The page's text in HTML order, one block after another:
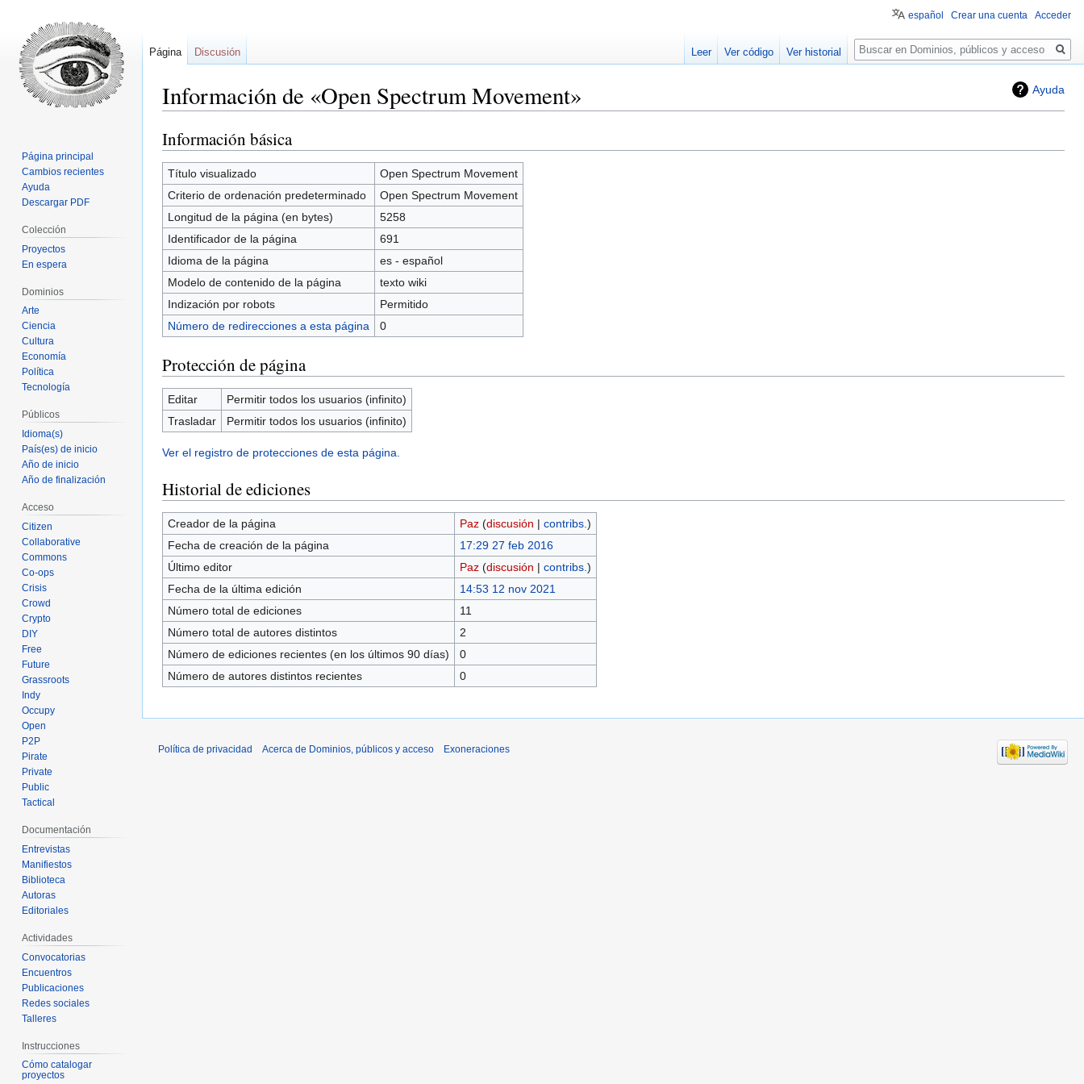
Ayuda
Información de «Open Spectrum Movement»
Ir
a
la
navegación
Ir
a
la
búsqueda
Información básica
Título visualizado
Open Spectrum Movement
Criterio de ordenación predeterminado
Open Spectrum Movement
Longitud de la página (en bytes)
5258
Identificador de la página
691
Idioma de la página
es - español
Modelo de contenido de la página
texto wiki
Indización por robots
Permitido
Número de redirecciones a esta página
0
Protección de página
Editar
Permitir todos los usuarios (infinito)
Trasladar
Permitir todos los usuarios (infinito)
Ver el registro de protecciones de esta página.
Historial de ediciones
Creador de la página Paz (discusión | contribs. )
Fecha de creación de la página
17:29 27 feb 2016
Último editor
Paz (discusión | contribs. )
Fecha de la última edición
14:53 12 nov 2021
Número total de ediciones
11
Número total de autores distintos
2
Número de ediciones recientes (en los últimos 90 días)
0
Número de autores distintos recientes
0
español Crear una cuenta Acceder
Página Discusión Leer Ver código Ver historial
Buscar
Página principal
Cambios recientes
Ayuda
Descargar PDF
Colección
Proyectos
En espera
Dominios
Arte
Ciencia
Cultura
Economía
Política
Tecnología
Públicos
Idioma(s)
País(es) de inicio
Año de inicio
Año de finalización
Acceso
Citizen
Collaborative
Commons
Co-ops
Crisis
Crowd
Crypto
DIY
Free
Future
Grassroots
Indy
Occupy
Open
P2P
Pirate
Private
Public
Tactical
Documentación
Entrevistas
Manifiestos
Biblioteca
Autoras
Editoriales
Actividades
Convocatorias
Encuentros
Publicaciones
Redes sociales
Talleres
Instrucciones
Cómo catalogar
proyectos
Política de privacidad Acerca de Dominios, públicos y acceso Exoneraciones